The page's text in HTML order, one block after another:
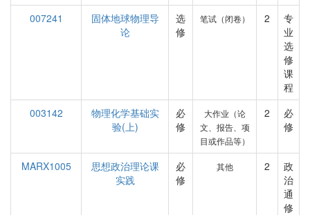
007241
固体地球物理导
论
选
修
笔试（闭卷） 2
专
业
选
修
课
程
003142
物理化学基础实
验(上)
必
修
大作业（论
文、报告、项
目或作品等）
2
必
修
MARX1005
思想政治理论课
实践
必
修
其他 2
政
治
通
修